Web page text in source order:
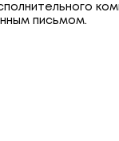
письмом.